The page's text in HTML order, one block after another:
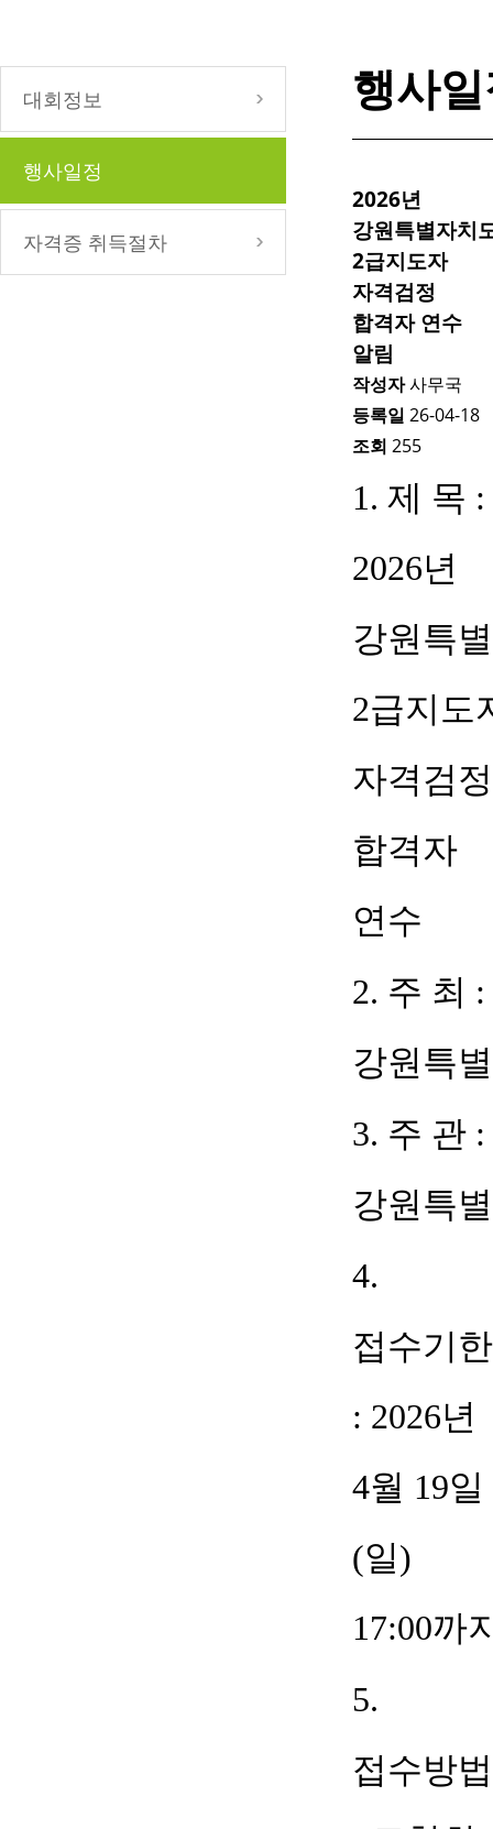
대회정보
행사일정
자격증 취득절차
행사
2026년
강원특별자치
2급지도자
자격검정
합격자 연수
알림
작성자사무국
등록일 26-04-18
조회 255
1. 제 목 :
2026년
강원특
2급지도
자격검정
합격자
연수
2. 주 최 :
강원특
3. 주 관 :
강원특
4.
접수기한
: 2026년
4월 19일
(일)
17:00까
5.
접수방법